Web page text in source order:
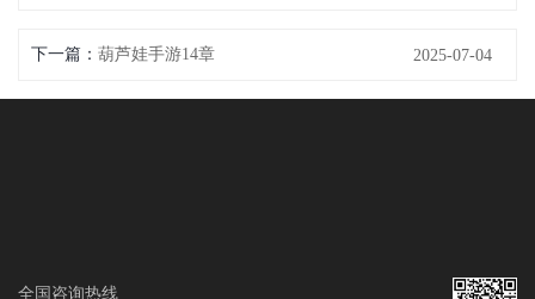
下一篇： 葫芦娃手游14章 2025-07-04
全国咨询热线